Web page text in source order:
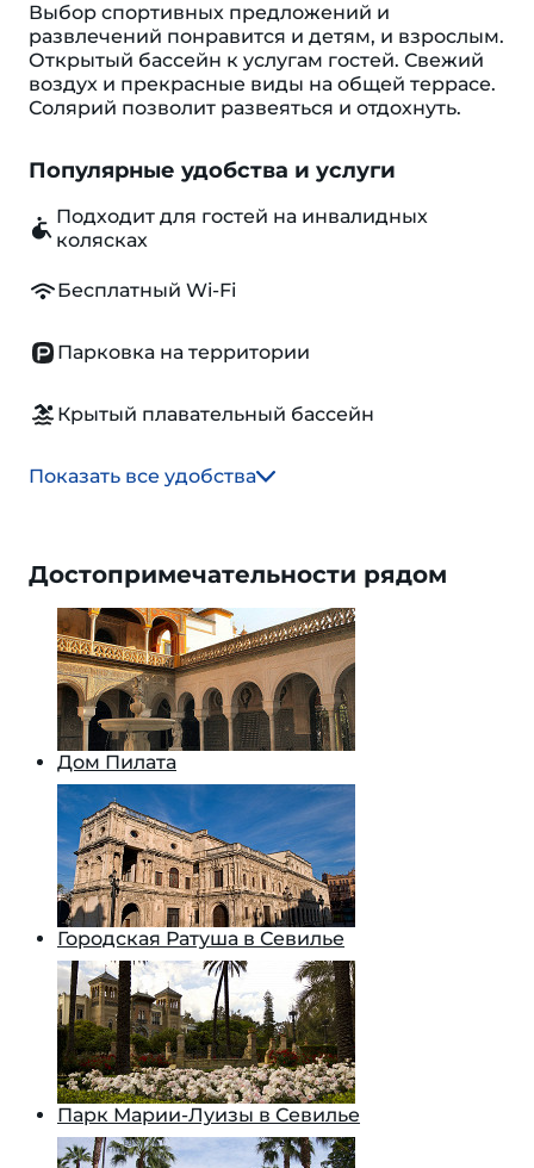
Выбор спортивных предложений и
развлечений понравится и детям, и взрослым.
Открытый бассейн к услугам гостей. Свежий
воздух и прекрасные виды на общей террасе.
Солярий позволит развеяться и отдохнуть.
Популярные удобства и услуги
Подходит для гостей на инвалидных
колясках
Бесплатный Wi-Fi
Парковка на территории
Крытый плавательный бассейн
Показать все удобства
Достопримечательности рядом
Дом Пилата
Городская Ратуша в Севилье
Парк Марии-Луизы в Севилье